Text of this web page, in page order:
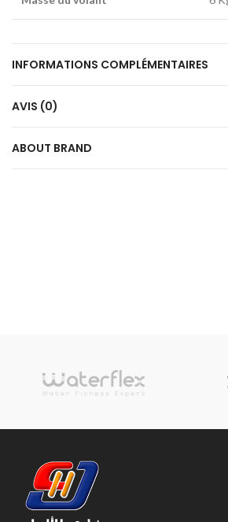
INFORMATIONS COMPLÉMENTAIRES
AVIS (0)
ABOUT BRAND